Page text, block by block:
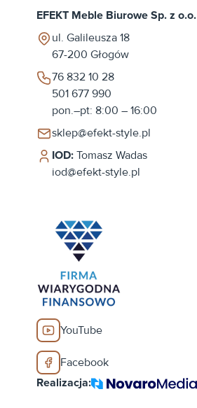
EFEKT Meble Biurowe Sp. z o.o.
ul. Galileusza 18
67-200 Głogów
76 832 10 28
501 677 990
pon.–pt: 8:00 – 16:00
sklep@efekt-style.pl
IOD: Tomasz Wadas
iod@efekt-style.pl
YouTube
Facebook
Realizacja: